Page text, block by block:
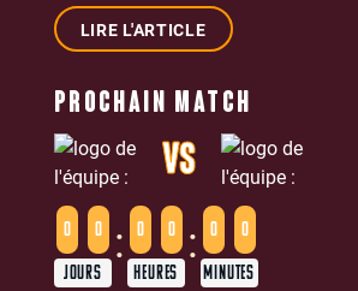
LIRE L'ARTICLE
PROCHAIN MATCH
0 0
JOURS
: 0 0
HEURES
: 0 0
MINUTES
VS